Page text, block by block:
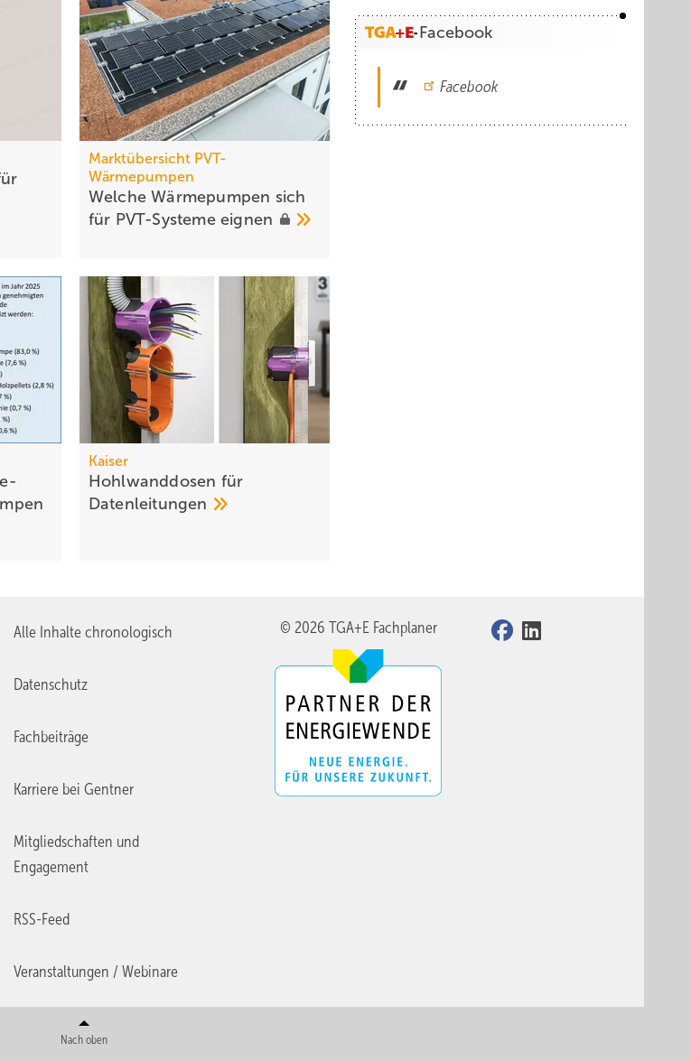
Marktübersicht PVT-
Wärmepumpen
Welche Wärmepumpen sich
für PVT-Systemeeignen
Kaiser
Hohlwanddosen für
Datenleitungen
Facebook
Facebook
Alle Inhalte chronologisch
Datenschutz
Fachbeiträge
Karriere bei Gentner
Mitgliedschaften und
Engagement
RSS-Feed
Veranstaltungen / Webinare
© 2026 TGA+E Fachplaner
Nach oben